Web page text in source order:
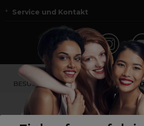
Service und Kontakt
*Du bist kein
BESUCHE
UNSERE WEBSEITE FÜR